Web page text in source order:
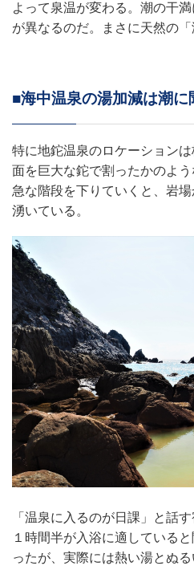
よって泉温が変わる。潮の干
が異なるのだ。まさに天然の「
■海中温泉の湯加減は潮に
特に地鉈温泉のロケーション
面を巨大な鉈で割ったかのよう
急な階段を下りていくと、岩
湧いている。
「温泉に入るのが日課」と話
１時間半が入浴に適している
ったが、実際には熱い湯とぬ